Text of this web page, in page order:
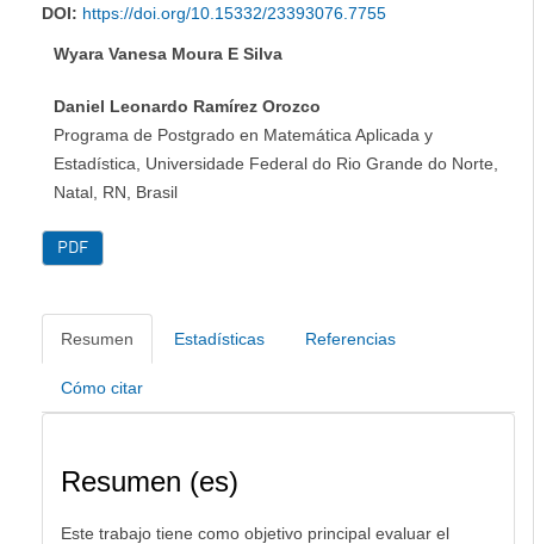
DOI: https://doi.org/10.15332/23393076.7755
Wyara Vanesa Moura E Silva
Daniel Leonardo Ramírez Orozco
Programa de Postgrado en Matemática Aplicada y
Estadística, Universidade Federal do Rio Grande do Norte,
Natal, RN, Brasil
PDF
Resumen Estadísticas Referencias
Cómo citar
Resumen (es)
Este trabajo tiene como objetivo principal evaluar el